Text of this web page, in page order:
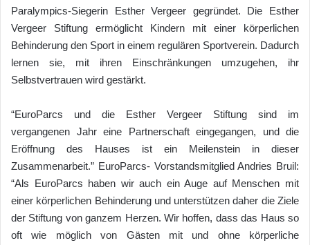
Paralympics-Siegerin Esther Vergeer gegründet. Die Esther
Vergeer Stiftung ermöglicht Kindern mit einer körperlichen
Behinderung den Sport in einem regulären Sportverein. Dadurch
lernen sie, mit ihren Einschränkungen umzugehen, ihr
Selbstvertrauen wird gestärkt.
“EuroParcs und die Esther Vergeer Stiftung sind im
vergangenen Jahr eine Partnerschaft eingegangen, und die
Eröffnung des Hauses ist ein Meilenstein in dieser
Zusammenarbeit.” EuroParcs- Vorstandsmitglied Andries Bruil:
“Als EuroParcs haben wir auch ein Auge auf Menschen mit
einer körperlichen Behinderung und unterstützen daher die Ziele
der Stiftung von ganzem Herzen. Wir hoffen, dass das Haus so
oft wie möglich von Gästen mit und ohne körperliche